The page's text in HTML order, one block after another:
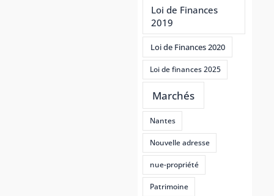
Loi de Finances
2019
Loi de Finances 2020
Loi de finances 2025
Marchés
Nantes
Nouvelle adresse
nue-propriété
Patrimoine